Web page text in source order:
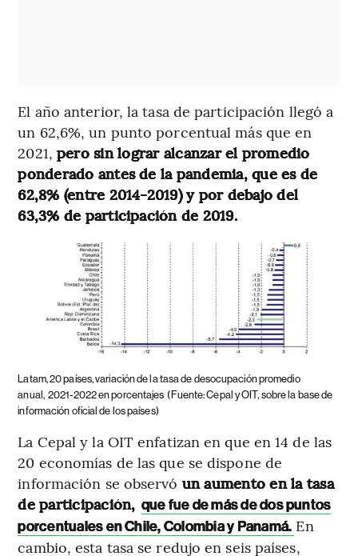
El año anterior, la tasa de participación llegó a
un 62,6%, un punto porcentual más que en
2021, pero sin lograr alcanzar el promedio
ponderado antes de la pandemia, que es de
62,8% (entre 2014-2019) y por debajo del
63,3% de participación de 2019.
Latam, 20 países, variación de la tasa de desocupación promedio
anual, 2021-2022 en porcentajes (Fuente: Cepal y OIT, sobre la base de
información oficial de los países)
La Cepal y la OIT enfatizan en que en 14 de las
20 economías de las que se dispone de
información se observó un aumento en la tasa
de participación, que fue de más de dos puntos
porcentuales en Chile, Colombia y Panamá. En
cambio, esta tasa se redujo en seis países,